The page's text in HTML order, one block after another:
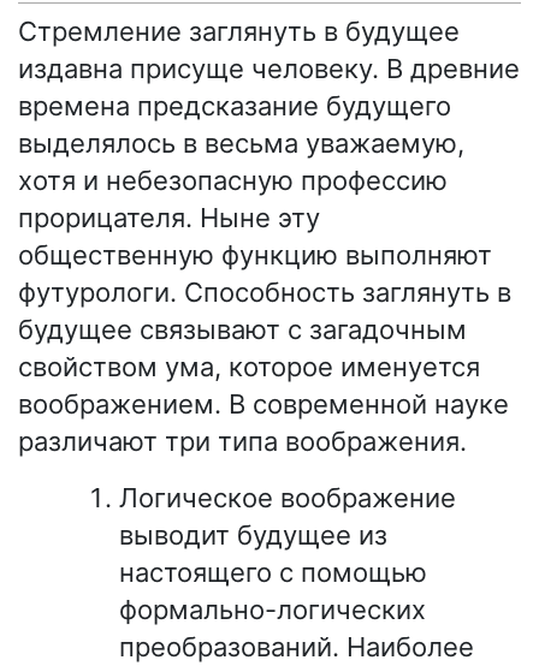
Стремление заглянуть в будущее
издавна присуще человеку. В древние
времена предсказание будущего
выделялось в весьма уважаемую,
хотя и небезопасную профессию
прорицателя. Ныне эту
общественную функцию выполняют
футурологи. Способность заглянуть в
будущее связывают с загадочным
свойством ума, которое именуется
воображением. В современной науке
различают три типа воображения.
Логическое воображение
выводит будущее из
настоящего с помощью
формально-логических
преобразований. Наиболее